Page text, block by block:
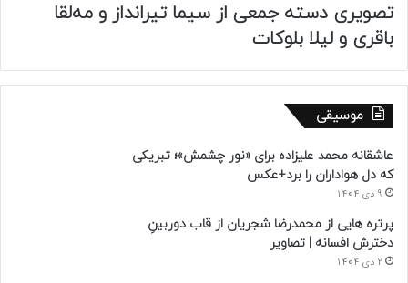
تصویری دسته جمعی از سیما تیرانداز و مه‌لقا
باقری و لیلا بلوکات
موسیقی
عاشقانه محمد علیزاده برای «نور چشمش»؛ تبریکی
که دل هواداران را برد+عکس
9 دی 1404
پرتره هایی از محمدرضا شجریان از قاب دوربینِ
دخترش افسانه | تصاویر
2 دی 1404